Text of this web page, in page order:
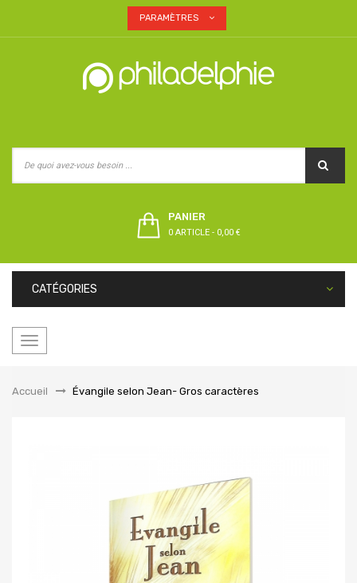
PARAMÈTRES
PANIER
0 ARTICLE - 0,00 €
CATÉGORIES
Basculer
Accueil
&gt;Évangile selon Jean- Gros caractères